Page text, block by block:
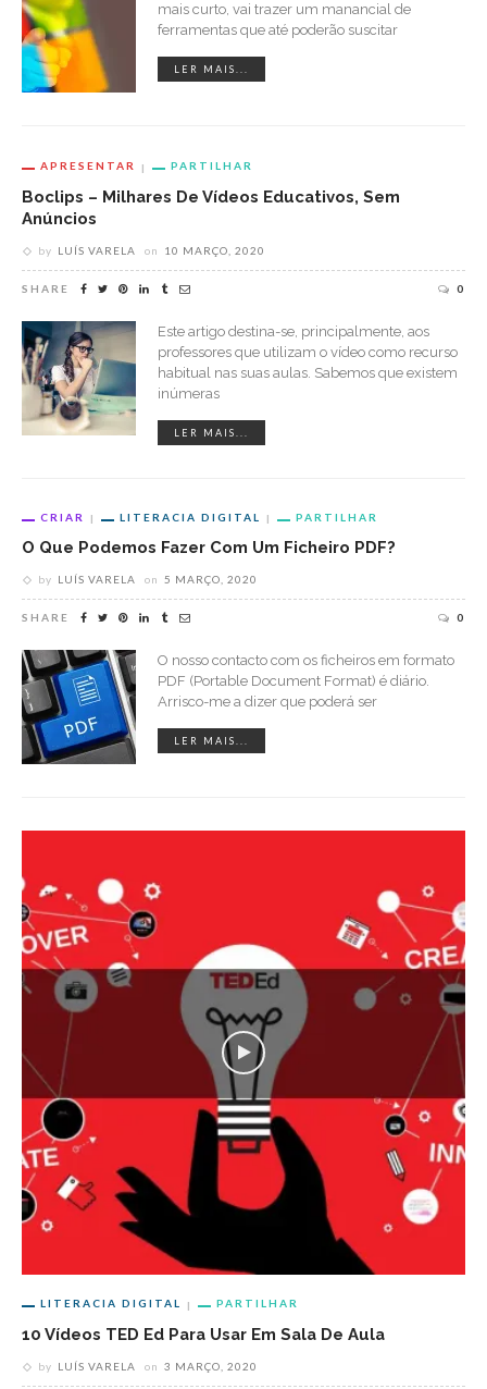
mais curto, vai trazer um manancial de
ferramentas que até poderão suscitar
LER MAIS...
APRESENTAR PARTILHAR
Boclips – Milhares De Vídeos Educativos, Sem
Anúncios
by LUÍS VARELA on 10 MARÇO, 2020
SHARE 0
Este artigo destina-se, principalmente, aos
professores que utilizam o vídeo como recurso
habitual nas suas aulas. Sabemos que existem
inúmeras
LER MAIS...
CRIAR LITERACIA DIGITAL PARTILHAR
O Que Podemos Fazer Com Um Ficheiro PDF?
by LUÍS VARELA on 5 MARÇO, 2020
SHARE 0
O nosso contacto com os ficheiros em formato
PDF (Portable Document Format) é diário.
Arrisco-me a dizer que poderá ser
LER MAIS...
LITERACIA DIGITAL PARTILHAR
10 Vídeos TED Ed Para Usar Em Sala De Aula
by LUÍS VARELA on 3 MARÇO, 2020